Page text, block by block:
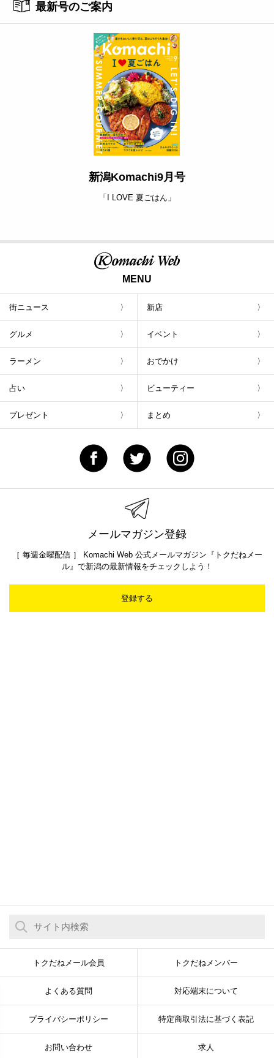
最新号のご案内
新潟Komachi9月号
「I LOVE 夏ごはん」
MENU
街ニュース 新店
グルメ イベント
ラーメン おでかけ
占い ビューティー
プレゼント まとめ
メールマガジン登録
［ 毎週金曜配信 ］ Komachi Web 公式メールマガジン『トクだねメー
ル』で新潟の最新情報をチェックしよう！
登録する
トクだねメール会員 トクだねメンバー
よくある質問 対応端末について
プライバシーポリシー 特定商取引法に基づく表記
お問い合わせ 求人